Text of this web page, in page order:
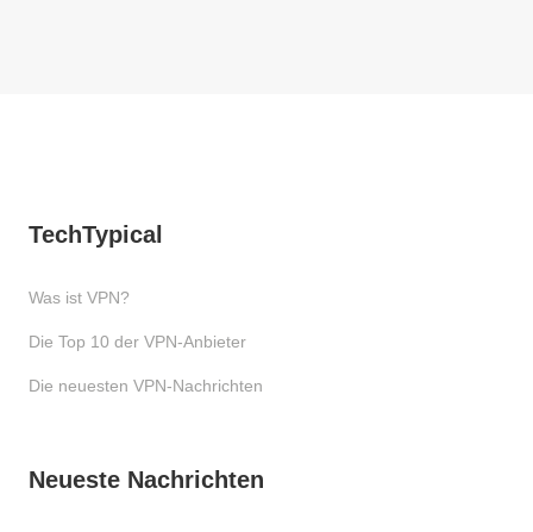
TechTypical
Was ist VPN?
Die Top 10 der VPN-Anbieter
Die neuesten VPN-Nachrichten
Neueste Nachrichten